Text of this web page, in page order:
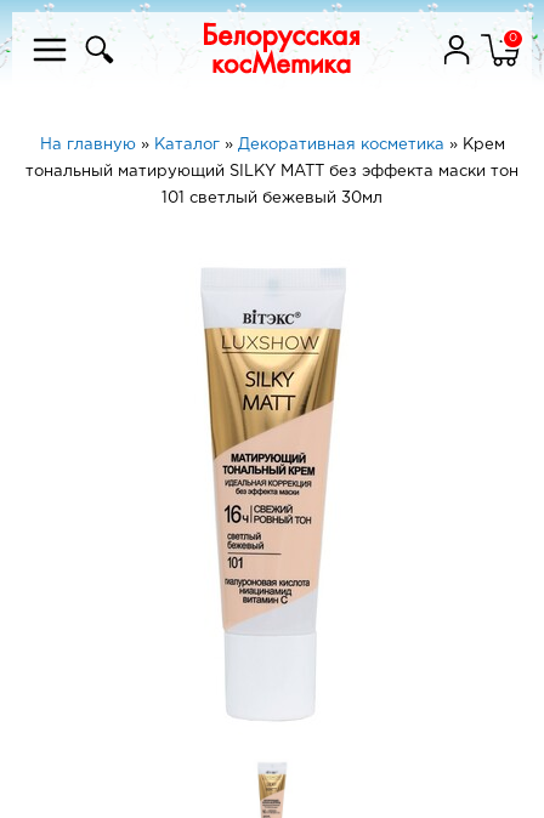
0
На главную» Каталог» Декоративная косметика » Крем
тональный матирующий SILKY MATT без эффекта маски тон
101 cветлый бежевый 30мл